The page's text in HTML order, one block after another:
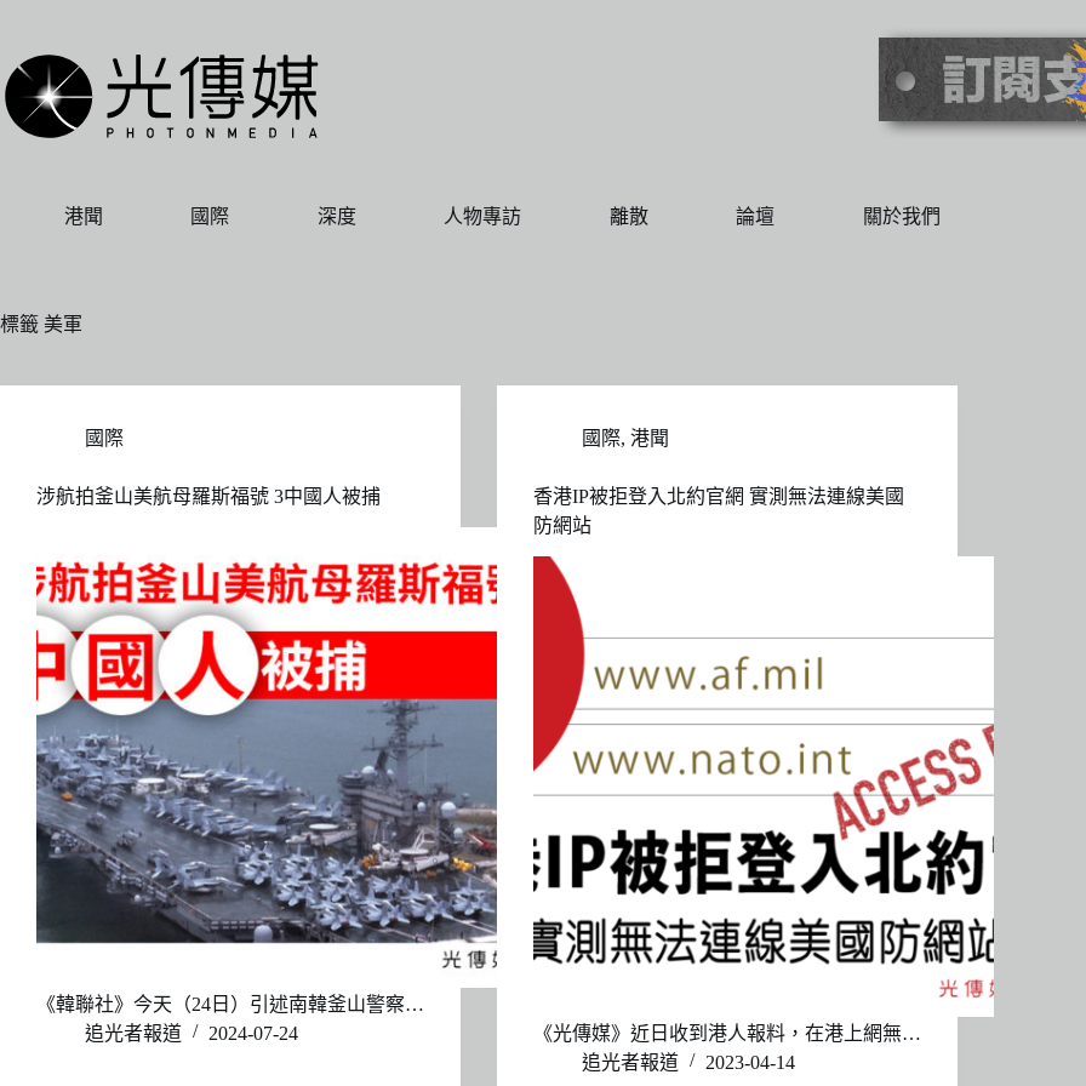
主
要
內
港聞 國際 深度 人物專訪 離散 論壇 關於我們
標籤 美軍
國際
涉航拍釜山美航母羅斯福號 3中國人被捕
《韓聯社》今天（24日）引述南韓釜山警察…
追光者報道
2024-07-24
國際, 港聞
香港IP被拒登入北約官網 實測無法連線美國
防網站
《光傳媒》近日收到港人報料，在港上網無…
追光者報道
2023-04-14